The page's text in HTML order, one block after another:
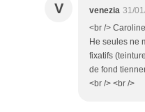
V venezia 31/
<br />
He seules ne
fixatifs
de fond
<br /> <br />